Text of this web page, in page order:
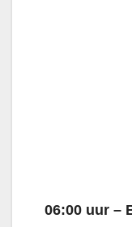
06:00 uur –